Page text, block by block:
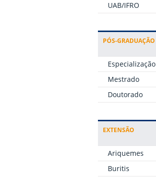
UAB/IFRO
PÓS-GRADUAÇÃO
Especialização
Mestrado
Doutorado
EXTENSÃO
Ariquemes
Buritis